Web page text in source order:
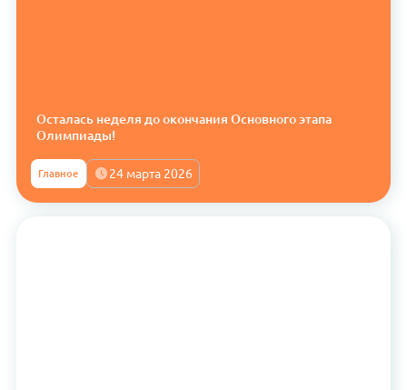
Осталась неделя до окончания Основного этапа
Олимпиады!
Главное 24 марта 2026